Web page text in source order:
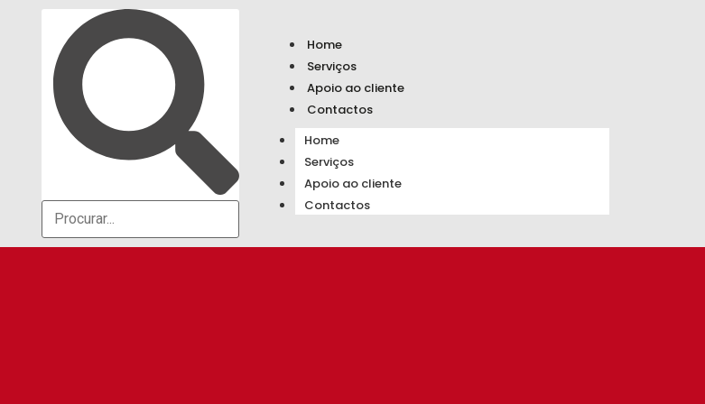
Home
Serviços
Apoio ao cliente
Contactos
Home
Serviços
Apoio ao cliente
Contactos